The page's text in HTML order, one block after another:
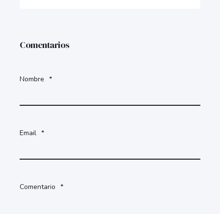
Comentarios
Nombre *
Email *
Comentario *